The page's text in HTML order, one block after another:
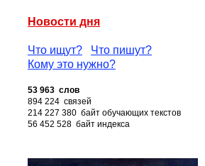
Новости дня
Что ищут?
Что пишут?
Кому это нужно?
53 963 слов
894 224 связей
214 227 380 байт обучающих текстов
56 452 528 байт индекса